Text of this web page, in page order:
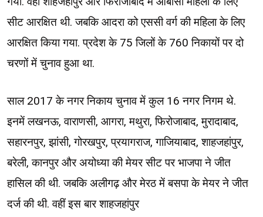
सीट आरक्षित थी. जबकि आदरा को एससी वर्ग की महिला के लिए
आरक्षित किया गया. प्रदेश के 75 जिलों के 760 निकायों पर दो
चरणों में चुनाव हुआ था.
साल 2017 के नगर निकाय चुनाव में कुल 16 नगर निगम थे.
इनमें लखनऊ, वाराणसी, आगरा, मथुरा, फिरोजाबाद, मुरादाबाद,
सहारनपुर, झांसी, गोरखपुर, प्रयागराज, गाजियाबाद, शाहजहांपुर,
बरेली, कानपुर और अयोध्या की मेयर सीट पर भाजपा ने जीत
हासिल की थी. जबकि अलीगढ़ और मेरठ में बसपा के मेयर ने जीत
दर्ज की थी. वहीं इस बार शाहजहांपुर